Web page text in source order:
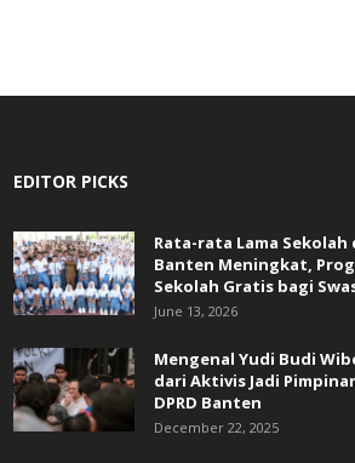
EDITOR PICKS
Rata-rata Lama Sekolah
Banten Meningkat,
Sekolah Gratis bagi
June 13, 2026
Mengenal Yudi Budi
dari Aktivis Jadi
DPRD Banten
December 22, 2025